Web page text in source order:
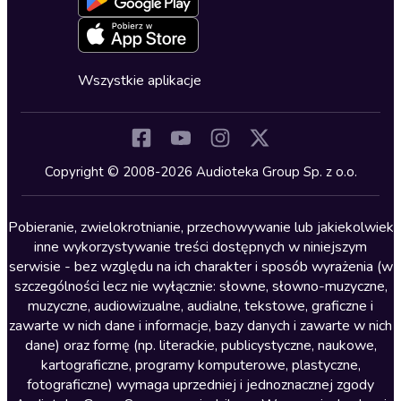
Kryminały
Lektury szkolne
Literatura anglojęzyczna
Literatura faktu
Literatura obyczajowa
Literatura piękna obca
Literatura piękna polska
Nagrania relaksacyjne
Deklaracja dostępności
Zapowiedzi
Cykle audiobooków
Wszystkie aplikacje
Copyright © 2008-2026 Audioteka Group Sp. z o.o.
Pobieranie, zwielokrotnianie, przechowywanie lub jakiekolwiek
inne wykorzystywanie treści dostępnych w niniejszym
serwisie - bez względu na ich charakter i sposób wyrażenia (w
szczególności lecz nie wyłącznie: słowne, słowno-muzyczne,
muzyczne, audiowizualne, audialne, tekstowe, graficzne i
zawarte w nich dane i informacje, bazy danych i zawarte w nich
dane) oraz formę (np. literackie, publicystyczne, naukowe,
kartograficzne, programy komputerowe, plastyczne,
fotograficzne) wymaga uprzedniej i jednoznacznej zgody